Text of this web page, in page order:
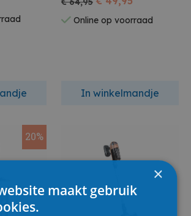
Online op voorraad
In winkelmandje
20%
×
maakt gebruik